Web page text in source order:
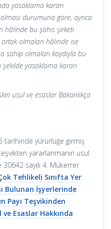
yasaklama kararı
durumuna göre; ayrıca
hâlinde bu şahıs şirketi
olmaları hâlinde ise
sahip olmaları kaydıyla bu
şekilde yasaklama kararı
usul ve esaslar Bakanlıkça
tarihinde yürürlüğe girmiş
yararlanmanın usul
sayılı 4. Mükerrer
Tehlikeli Sınıfta Yer
Bulunan İşyerlerinde
Payı Teşvikinden
Esaslar Hakkında